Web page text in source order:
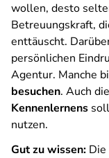
wollen, desto
Betreuungskraft,
enttäuscht.
persönlichen
Agentur. Manche
besuchen. Auch
Kennenlernens
nutzen.
Gut zu wissen: Die